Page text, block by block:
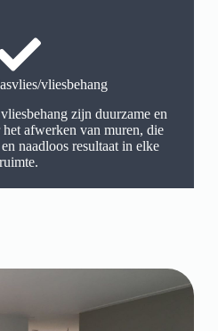
vliesbehang
zijn duurzame en
afwerken van muren, die
naadloos resultaat in elke
ruimte.